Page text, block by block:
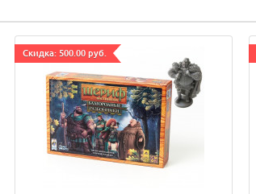
Cкидка: 500.00 руб.